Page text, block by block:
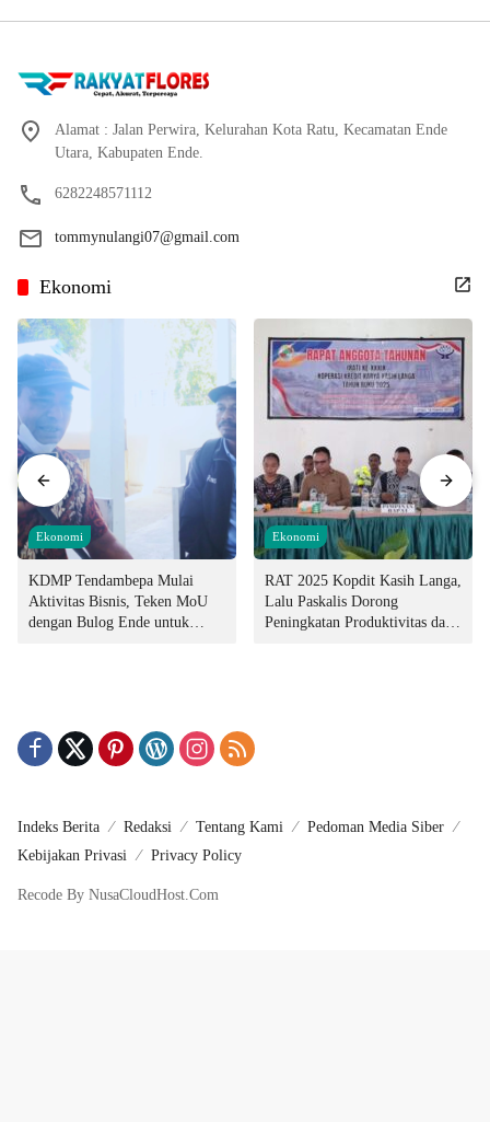
Alamat : Jalan Perwira, Kelurahan Kota Ratu, Kecamatan Ende
Utara, Kabupaten Ende.
6282248571112
tommynulangi07@gmail.com
Ekonomi
Ekonomi
KDMP Tendambepa Mulai
Aktivitas Bisnis, Teken MoU
dengan Bulog Ende untuk
Ekonomi
RAT 2025 Kopdit Kasih Langa,
Lalu Paskalis Dorong
Peningkatan Produktivitas dan
Indeks Berita Redaksi Tentang Kami
Pedoman Media Siber
Kebijakan Privasi
Privacy Policy
Recode By NusaCloudHost.Com